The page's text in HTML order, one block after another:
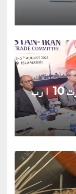
پاک ایران دوطرفہ تجارت 10 ارب